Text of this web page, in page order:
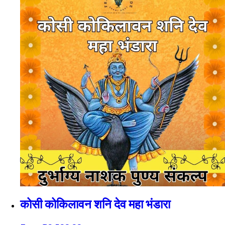
कोसी कोकिलावन शनि देव महा भंडारा